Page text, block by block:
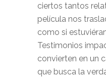
ciertos tantos
película nos
como si
Testimonios
convierten en un
que busca la